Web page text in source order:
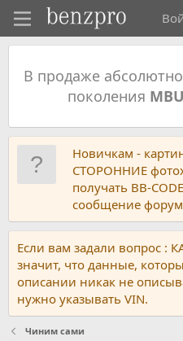
В продаже абсолютно
поколения
Новичкам -
СТОРОННИЕ
получать BB-
сообщение
Если вам задали вопрос
значит, что данные,
описании никак не
нужно указывать VIN.
Чиним сами